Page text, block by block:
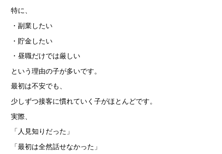
特に、
・副業したい
・貯金したい
・昼職だけでは厳しい
という理由の子が多いです。
最初は不安でも、
少しずつ接客に慣れていく子がほとんどです。
実際、
「人見知りだった」
「最初は全然話せなかった」